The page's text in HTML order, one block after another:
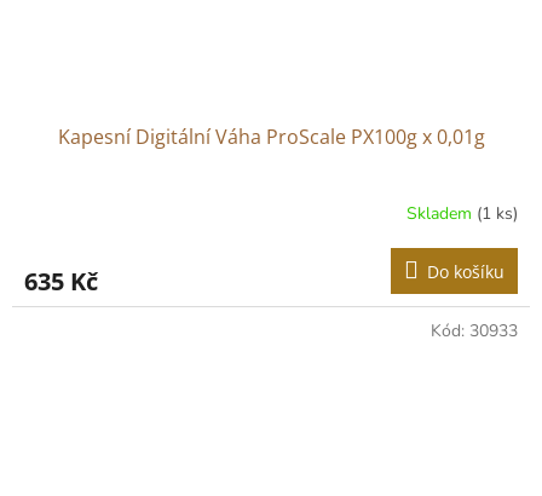
Kapesní Digitální Váha ProScale PX100g x 0,01g
Skladem (1 ks)
635 Kč Do košíku
Kód: 30933